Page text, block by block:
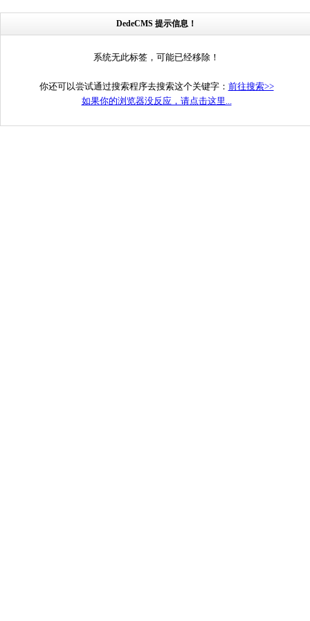
DedeCMS 提示信息！
系统无此标签，可能已经移除！
你还可以尝试通过搜索程序去搜索这个关键字： 前往搜索>>
如果你的浏览器没反应，请点击这里...